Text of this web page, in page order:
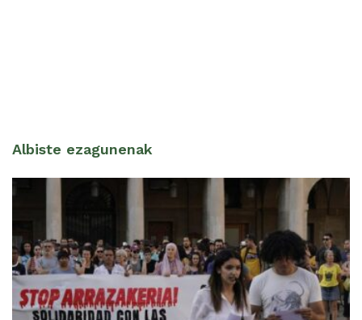
Albiste ezagunenak